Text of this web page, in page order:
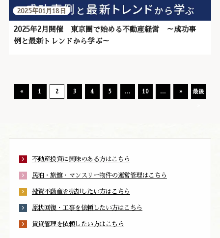
2025年2月開催 東京圏で始める不動産経営 ～成功事
例と最新トレンドから学ぶ～
2025年01月18日
« 1 2 3 4 5 ... 10 ... » 最後
不動産投資に興味のある方はこちら
民泊・旅館・マンスリー物件の運営管理はこちら
投資不動産を売却したい方はこちら
原状回復・工事を依頼したい方はこちら
賃貸管理を依頼したい方はこちら